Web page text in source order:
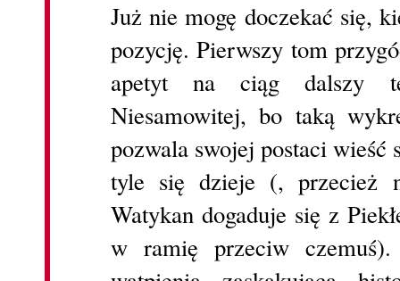
Już nie mogę doczekać się,
pozycję. Pierwszy tom
apetyt na ciąg dalszy
Niesamowitej, bo taką
pozwala swojej postaci wieść
tyle się dzieje (, przecież
Watykan dogaduje się z
w ramię przeciw